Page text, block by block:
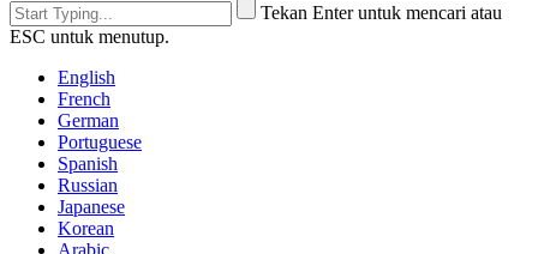
Tekan Enter untuk mencari atau
ESC untuk menutup.
English
French
German
Portuguese
Spanish
Russian
Japanese
Korean
Arabic